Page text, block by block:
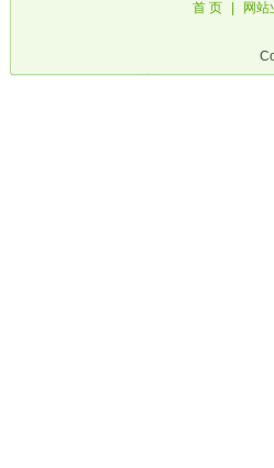
首 页 网站